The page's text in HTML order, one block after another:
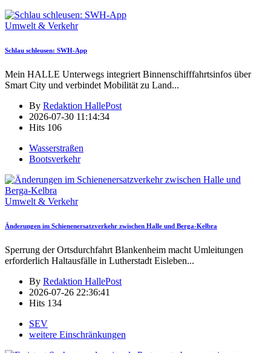
Umwelt & Verkehr
Schlau schleusen: SWH-App
Mein HALLE Unterwegs integriert Binnenschifffahrtsinfos über
Smart City und verbindet Mobilität zu Land...
By Redaktion HallePost
2026-07-30 11:14:34
Hits 106
Wasserstraßen
Bootsverkehr
Umwelt & Verkehr
Änderungen im Schienenersatzverkehr zwischen Halle und Berga-Kelbra
Sperrung der Ortsdurchfahrt Blankenheim macht Umleitungen
erforderlich Haltausfälle in Lutherstadt Eisleben...
By Redaktion HallePost
2026-07-26 22:36:41
Hits 134
SEV
weitere Einschränkungen